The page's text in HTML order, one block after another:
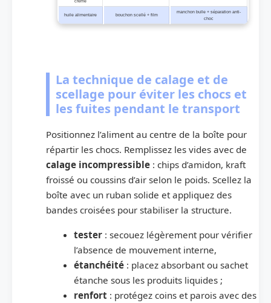
crème
huile alimentaire bouchon scellé + film
manchon bulle + séparation anti-
choc
La technique de calage et de
scellage pour éviter les chocs et
les fuites pendant le transport
Positionnez l’aliment au centre de la boîte pour
répartir les chocs. Remplissez les vides avec de
calage incompressible : chips d’amidon, kraft
froissé ou coussins d’air selon le poids. Scellez la
boîte avec un ruban solide et appliquez des
bandes croisées pour stabiliser la structure.
tester: secouez légèrement pour vérifier
l’absence de mouvement interne,
étanchéité: placez absorbant ou sachet
étanche sous les produits liquides ;
renfort : protégez coins et parois avec des